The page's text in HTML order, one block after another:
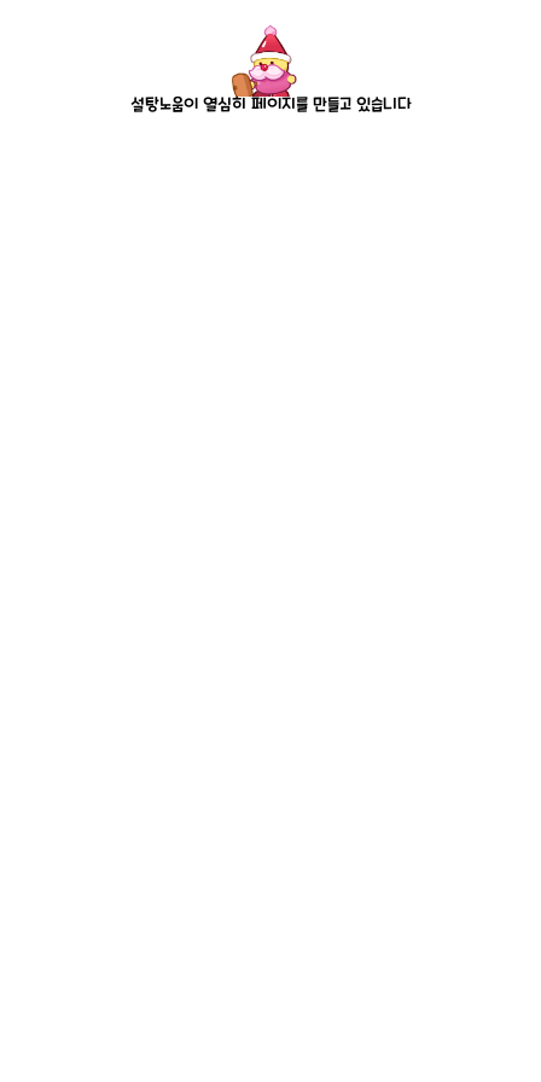
설탕노움이 열심히 페이지를 만들고 있습니다